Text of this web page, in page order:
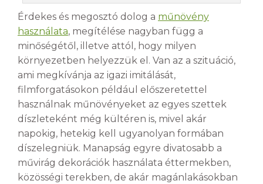
Érdekes és megosztó dolog a műnövény
használata, megítélése nagyban függ a
minőségétől, illetve attól, hogy milyen
környezetben helyezzük el. Van az a szituáció,
ami megkívánja az igazi imitálását,
filmforgatásokon például előszeretettel
használnak műnövényeket az egyes szettek
díszleteként még kültéren is, mivel akár
napokig, hetekig kell ugyanolyan formában
díszelegniük. Manapság egyre divatosabb a
művirág dekorációk használata éttermekben,
közösségi terekben, de akár magánlakásokban